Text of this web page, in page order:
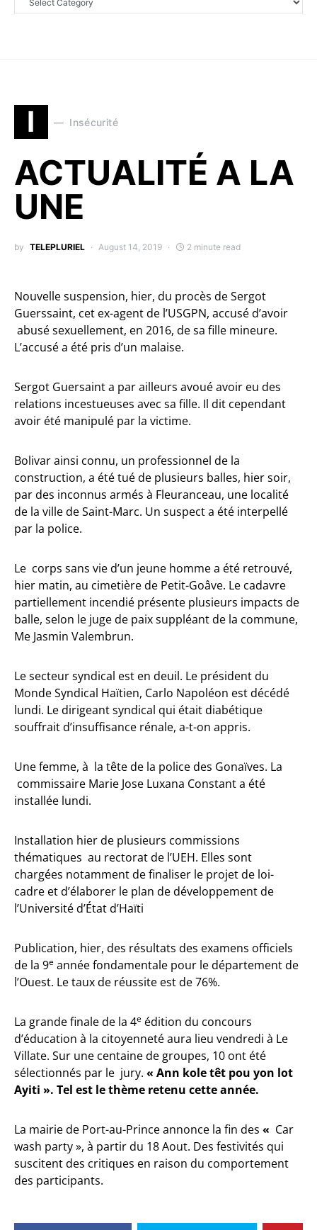
I Insécurité
ACTUALITÉ A LA
UNE
by TELEPLURIEL August 14, 2019 2 minute read
Nouvelle suspension, hier, du procès de Sergot
Guerssaint, cet ex-agent de l’USGPN, accusé d’avoir
abusé sexuellement, en 2016, de sa fille mineure.
L’accusé a été pris d’un malaise.
Sergot Guersaint a par ailleurs avoué avoir eu des
relations incestueuses avec sa fille. Il dit cependant
avoir été manipulé par la victime.
Bolivar ainsi connu, un professionnel de la
construction, a été tué de plusieurs balles, hier soir,
par des inconnus armés à Fleuranceau, une localité
de la ville de Saint-Marc. Un suspect a été interpellé
par la police.
Le corps sans vie d’un jeune homme a été retrouvé,
hier matin, au cimetière de Petit-Goâve. Le cadavre
partiellement incendié présente plusieurs impacts de
balle, selon le juge de paix suppléant de la commune,
Me Jasmin Valembrun.
Le secteur syndical est en deuil. Le président du
Monde Syndical Haïtien, Carlo Napoléon est décédé
lundi. Le dirigeant syndical qui était diabétique
souffrait d’insuffisance rénale, a-t-on appris.
Une femme, à la tête de la police des Gonaïves. La
commissaire Marie Jose Luxana Constant a été
installée lundi.
Installation hier de plusieurs commissions
thématiques au rectorat de l’UEH. Elles sont
chargées notamment de finaliser le projet de loi-
cadre et d’élaborer le plan de développement de
l’Université d’État d’Haïti
Publication, hier, des résultats des examens officiels
de la 9e année fondamentale pour le département de
l’Ouest. Le taux de réussite est de 76%.
La grande finale de la 4e édition du concours
d’éducation à la citoyenneté aura lieu vendredi à Le
Villate. Sur une centaine de groupes, 10 ont été
sélectionnés par le jury. « Ann kole têt pou yon lot
Ayiti ». Tel est le thème retenu cette année.
La mairie de Port-au-Prince annonce la fin des « Car
wash party », à partir du 18 Aout. Des festivités qui
suscitent des critiques en raison du comportement
des participants.